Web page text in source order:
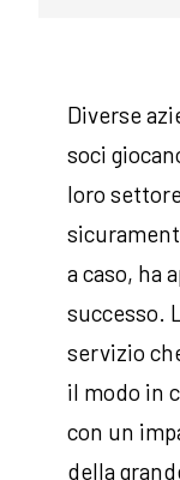
Diverse
soci
loro
a caso, ha
successo.
servizio
il modo in
con un
della